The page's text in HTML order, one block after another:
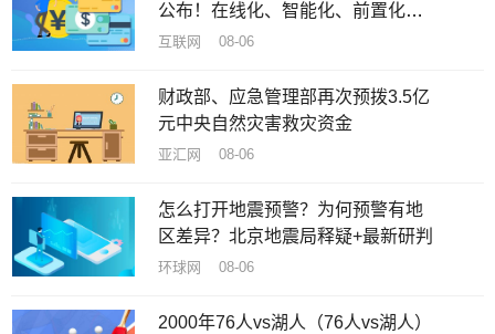
公布！在线化、智能化、前置化成
趋势
互联网 08-06
财政部、应急管理部再次预拨3.5亿
元中央自然灾害救灾资金
亚汇网 08-06
怎么打开地震预警？为何预警有地
区差异？北京地震局释疑+最新研判
环球网 08-06
2000年76人vs湖人（76人vs湖人）